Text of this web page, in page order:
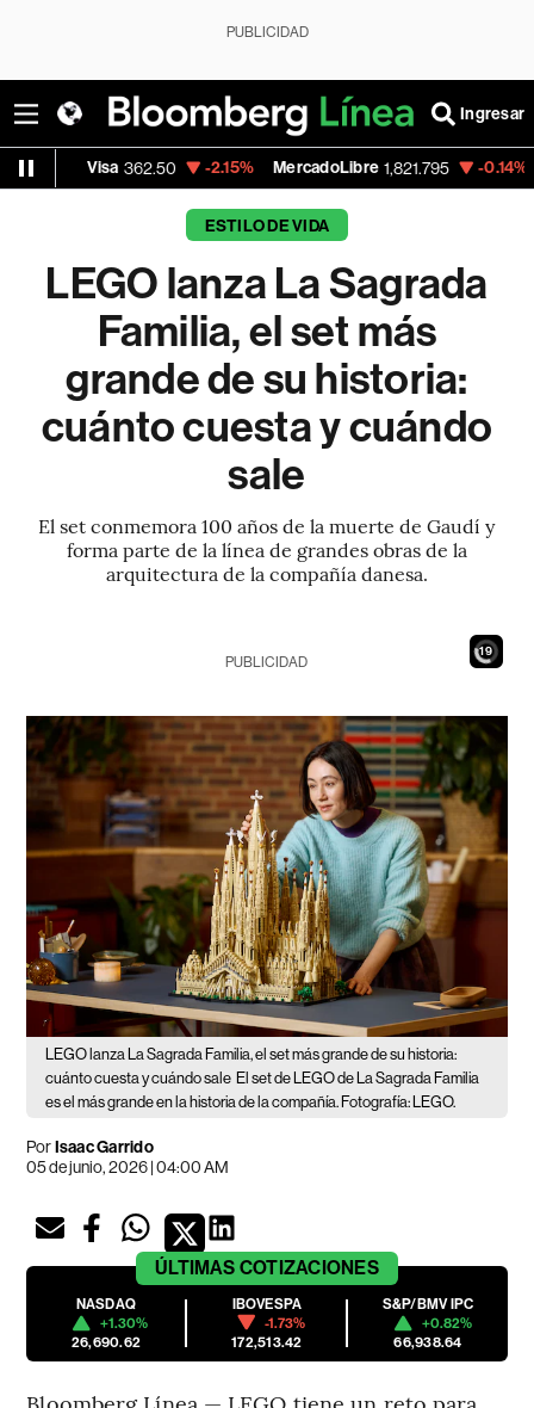
PUBLICIDAD
Ingresar
-2.15% MercadoLibre 1,821.795 -0.14% Banco de
ESTILO DE VIDA
LEGO lanza La Sagrada
Familia, el set más
grande de su historia:
cuánto cuesta y cuándo
sale
El set conmemora 100 años de la muerte de Gaudí y
forma parte de la línea de grandes obras de la
arquitectura de la compañía danesa.
17
PUBLICIDAD
LEGO lanza La Sagrada Familia, el set más grande de su historia:
cuánto cuesta y cuándo sale El set de LEGO de La Sagrada Familia
es el más grande en la historia de la compañía. Fotografía: LEGO.
PorIsaac Garrido
05 de junio, 2026 | 04:00 AM
ÚLTIMAS COTIZACIONES
NASDAQ
+1.30%
26,690.62
IBOVESPA
-1.73%
172,513.42
S&P/BMV IPC
+0.82%
66,938.64